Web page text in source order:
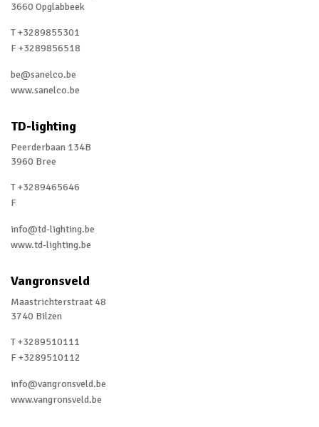
3660 Opglabbeek
T +3289855301
F +3289856518
be@sanelco.be
www.sanelco.be
TD-lighting
Peerderbaan 134B
3960 Bree
T +3289465646
F
info@td-lighting.be
www.td-lighting.be
Vangronsveld
Maastrichterstraat 48
3740 Bilzen
T +3289510111
F +3289510112
info@vangronsveld.be
www.vangronsveld.be